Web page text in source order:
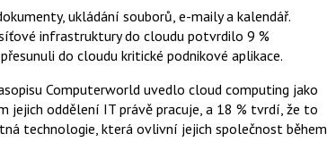
ukládání souborů, e-maily a kalendář.
infrastruktury do cloudu potvrdilo 9 %
do cloudu kritické podnikové aplikace.
Computerworld uvedlo cloud computing jako
jejich oddělení IT právě pracuje, a 18 % tvrdí, že to
technologie, která ovlivní jejich společnost během